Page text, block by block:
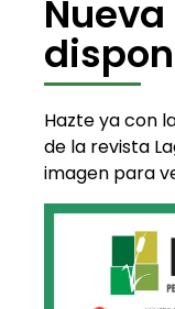
Hazte ya con
de la revista
imagen para